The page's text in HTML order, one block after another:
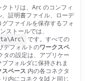
トリは、Arc のコンフィ
証明書ファイル、ローデ
ファイルを保存するフォ
ストールでは、
です。すべての
デフォルトのワークスペ
タの設定は、アプリケー
フォルダに保持されま
ペース 内の各コネクタ
内にコネクタId と同じ